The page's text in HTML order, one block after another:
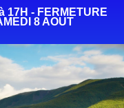
17H - FERMETURE
8 AOUT